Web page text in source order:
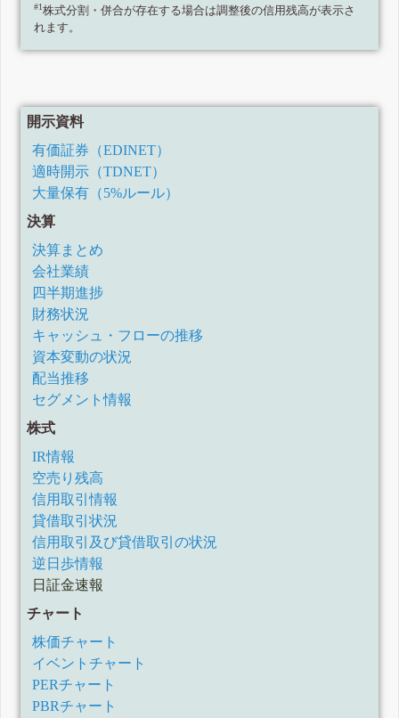
#1株式分割・併合が存在する場合は調整後の信用残高が表示さ
れます。
開示資料
有価証券（EDINET）
適時開示（TDNET）
大量保有（5%ルール）
決算
決算まとめ
会社業績
四半期進捗
財務状況
キャッシュ・フローの推移
資本変動の状況
配当推移
セグメント情報
株式
IR情報
空売り残高
信用取引情報
貸借取引状況
信用取引及び貸借取引の状況
逆日歩情報
日証金速報
チャート
株価チャート
イベントチャート
PERチャート
PBRチャート